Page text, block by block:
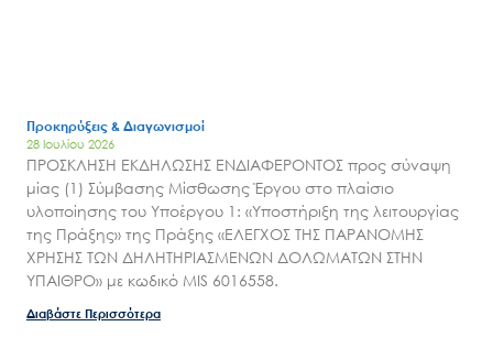
Προκηρύξεις & Διαγωνισμοί
28 Ιουλίου 2026
ΠΡΟΣΚΛΗΣΗ ΕΚΔΗΛΩΣΗΣ ΕΝΔΙΑΦΕΡΟΝΤΟΣ προς σύναψη
μίας (1) Σύμβασης Μίσθωσης Έργου στο πλαίσιο
υλοποίησης του Υποέργου 1: «Υποστήριξη της λειτουργίας
της Πράξης» της Πράξης «ΕΛΕΓΧΟΣ ΤΗΣ ΠΑΡΑΝΟΜΗΣ
ΧΡΗΣΗΣ ΤΩΝ ΔΗΛΗΤΗΡΙΑΣΜΕΝΩΝ ΔΟΛΩΜΑΤΩΝ ΣΤΗΝ
ΥΠΑΙΘΡΟ» με κωδικό MIS 6016558.
Διαβάστε Περισσότερα